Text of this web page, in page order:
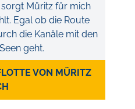
Müritz für mich
Egal ob die Route
die Kanäle mit den
geht.
VON MÜRITZ